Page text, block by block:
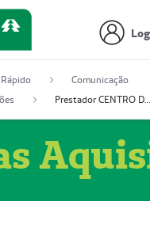
Comunicação
Prestador CENTRO DE ONCOLOGIA